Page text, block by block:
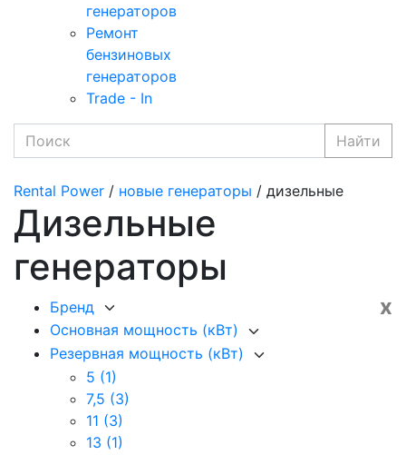
генераторов
Ремонт
бензиновых
генераторов
Trade - In
Найти
Rental Power / новые генераторы / дизельные
Дизельные
генераторы
x
Бренд
Основная мощность (кВт)
Резервная мощность (кВт)
5 (1)
7,5 (3)
11 (3)
13 (1)